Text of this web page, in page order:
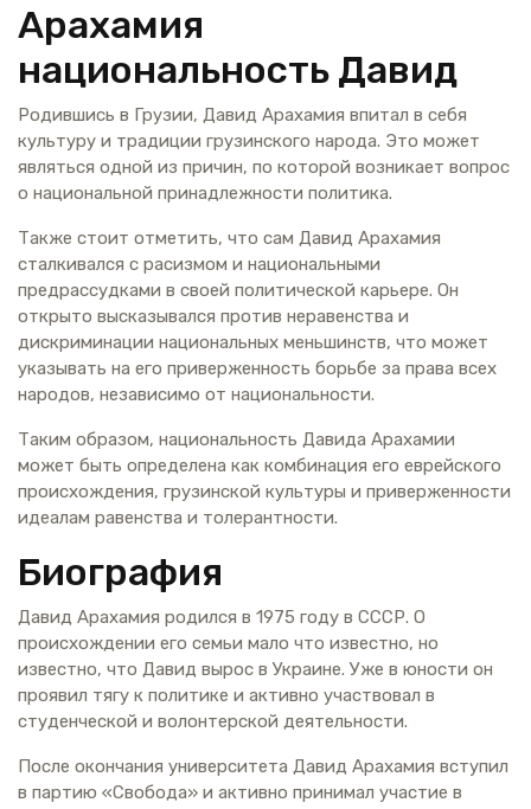
Арахамия
национальность Давид
Родившись в Грузии, Давид Арахамия впитал в себя
культуру и традиции грузинского народа. Это может
являться одной из причин, по которой возникает вопрос
о национальной принадлежности политика.
Также стоит отметить, что сам Давид Арахамия
сталкивался с расизмом и национальными
предрассудками в своей политической карьере. Он
открыто высказывался против неравенства и
дискриминации национальных меньшинств, что может
указывать на его приверженность борьбе за права всех
народов, независимо от национальности.
Таким образом, национальность Давида Арахамии
может быть определена как комбинация его еврейского
происхождения, грузинской культуры и приверженности
идеалам равенства и толерантности.
Биография
Давид Арахамия родился в 1975 году в СССР. О
происхождении его семьи мало что известно, но
известно, что Давид вырос в Украине. Уже в юности он
проявил тягу к политике и активно участвовал в
студенческой и волонтерской деятельности.
После окончания университета Давид Арахамия вступил
в партию «Свобода» и активно принимал участие в